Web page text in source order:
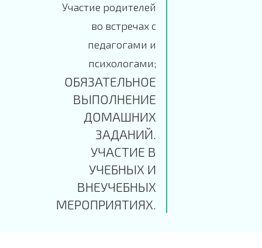
Участие родителей
во встречах с
педагогами и
психологами;
ОБЯЗАТЕЛЬНОЕ
ВЫПОЛНЕНИЕ
ДОМАШНИХ
ЗАДАНИЙ.
УЧАСТИЕ В
УЧЕБНЫХ И
ВНЕУЧЕБНЫХ
МЕРОПРИЯТИЯХ.